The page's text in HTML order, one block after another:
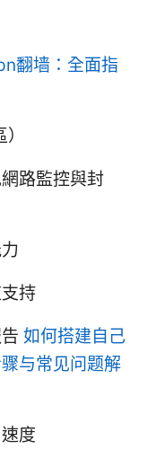
翻墙：全面指
路監控與封
持
如何搭建自己
与常见问题解
度